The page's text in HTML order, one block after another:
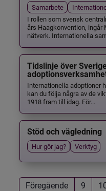
Samarbete
I rollen som svensk
års Haagkonvention, ingår
nätverk. Internationella
Tidslinje över
Internationella adoptioner
kan du följa några av de
1918 fram till idag. För...
Stöd och vägledning
Hur gör jag? Verktyg
Föregående 9